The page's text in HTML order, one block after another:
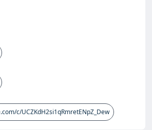
c/UCZKdH2si1qRmretENpZ_Dew